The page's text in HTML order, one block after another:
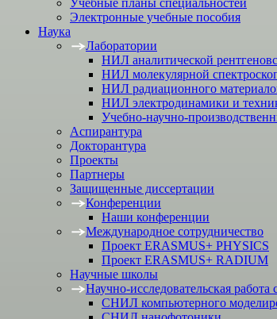
Учебные планы специальностей
Электронные учебные пособия
Наука
Лаборатории
НИЛ аналитической
НИЛ молекулярной
НИЛ радиационного
НИЛ электродинамики и
Учебно-научно-
Аспирантура
Докторантура
Проекты
Партнеры
Защищенные диссертации
Конференции
Наши конференции
Международное сотрудничество
Проект ERASMUS+ PHYSICS
Проект ERASMUS+ RADIUM
Научные школы
Научно-исследовательская работа
СНИЛ компьютерного